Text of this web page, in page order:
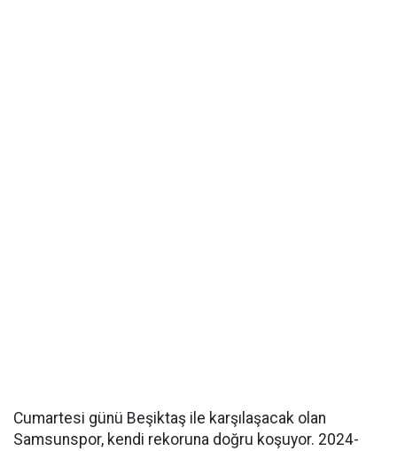
Cumartesi günü Beşiktaş ile karşılaşacak olan
Samsunspor, kendi rekoruna doğru koşuyor. 2024-